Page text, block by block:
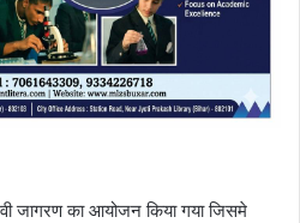
जागरण का आयोजन किया गया जिसमे